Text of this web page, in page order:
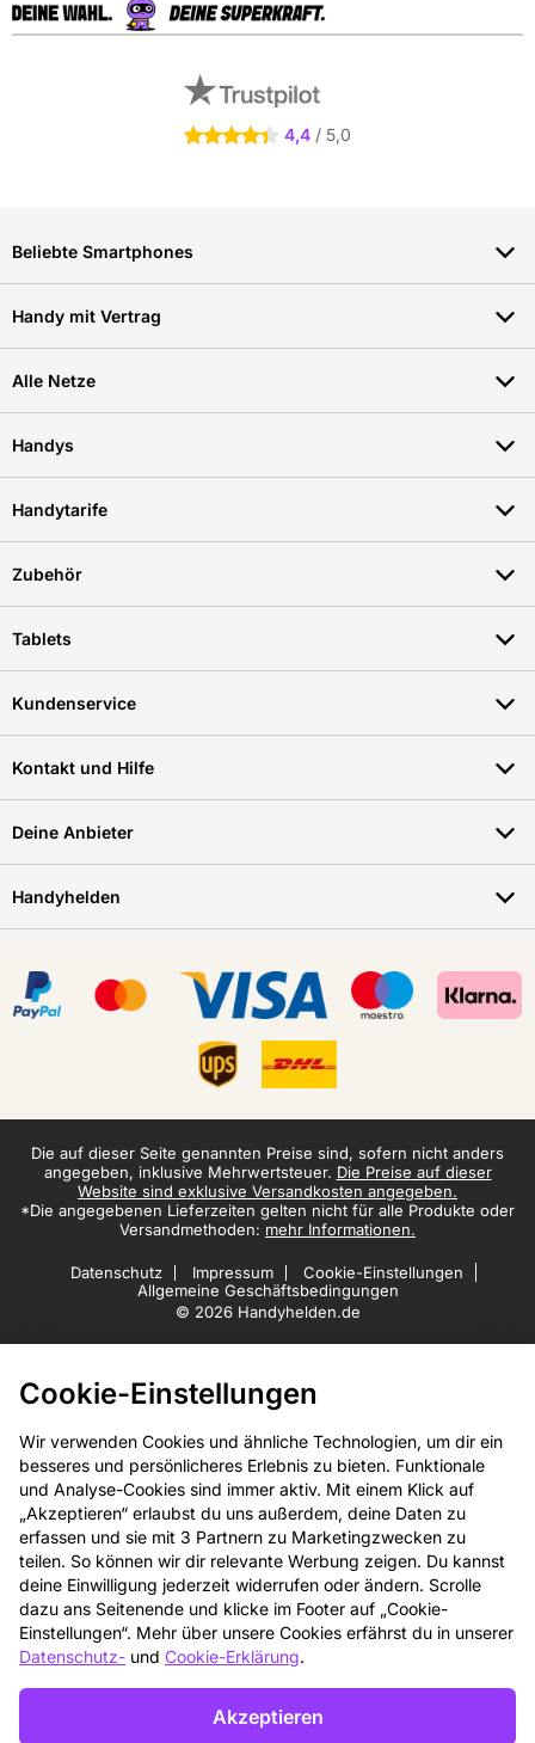
Cookie-Einstellungen
Wir verwenden Cookies und ähnliche Technologien, um dir ein
besseres und persönlicheres Erlebnis zu bieten. Funktionale
und Analyse-Cookies sind immer aktiv. Mit einem Klick auf
„Akzeptieren“ erlaubst du uns außerdem, deine Daten zu
erfassen und sie mit 3 Partnern zu Marketingzwecken zu
teilen. So können wir dir relevante Werbung zeigen. Du kannst
deine Einwilligung jederzeit widerrufen oder ändern. Scrolle
dazu ans Seitenende und klicke im Footer auf „Cookie-
Einstellungen“. Mehr über unsere Cookies erfährst du in unserer
Datenschutz- und Cookie-Erklärung.
Akzeptieren
4.4 Sterne 4,4 / 5,0
Beliebte Smartphones
Handy mit Vertrag
Alle Netze
Handys
Handytarife
Zubehör
Tablets
Kundenservice
Kontakt und Hilfe
Deine Anbieter
Handyhelden
Die auf dieser Seite genannten Preise sind, sofern nicht anders
angegeben, inklusive Mehrwertsteuer. Die Preise auf dieser
Website sind exklusive Versandkosten angegeben.
*Die angegebenen Lieferzeiten gelten nicht für alle Produkte oder
Versandmethoden: mehr Informationen.
Datenschutz Impressum
Cookie-Einstellungen
Allgemeine Geschäftsbedingungen
© 2026 Handyhelden.de